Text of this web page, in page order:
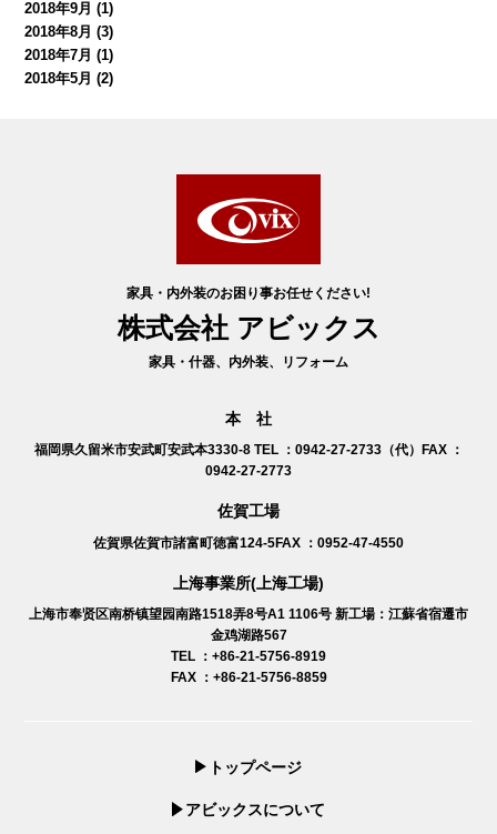
2018年9月 (1)
2018年8月 (3)
2018年7月 (1)
2018年5月 (2)
家具・内外装のお困り事お任せください!
株式会社 アビックス
家具・什器、内外装、リフォーム
本 社
福岡県久留米市安武町安武本3330-8 TEL ：0942-27-2733（代）FAX ：
0942-27-2773
佐賀工場
佐賀県佐賀市諸富町徳富124-5FAX ：0952-47-4550
上海事業所(上海工場)
上海市奉贤区南桥镇望园南路1518弄8号A1 1106号 新工場：江蘇省宿遷市
金鸡湖路567
TEL ：+86-21-5756-8919
FAX ：+86-21-5756-8859
トップページ
アビックスについて